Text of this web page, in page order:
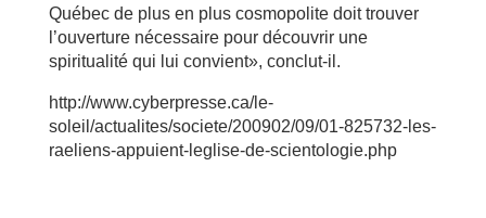
Québec de plus en plus cosmopolite doit trouver
l’ouverture nécessaire pour découvrir une
spiritualité qui lui convient», conclut-il.
http://www.cyberpresse.ca/le-
soleil/actualites/societe/200902/09/01-825732-les-
raeliens-appuient-leglise-de-scientologie.php